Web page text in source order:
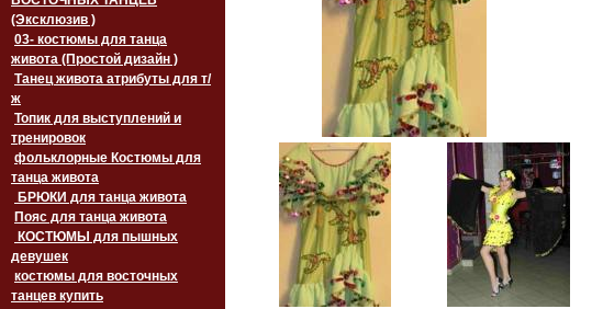
(Эксклюзив )
03- костюмы для танца
живота (Простой дизайн )
Танец живота атрибуты для т/
ж
Топик для выступлений и
тренировок
фольклорные Костюмы для
танца живота
БРЮКИ для танца живота
Пояс для танца живота
девушек
костюмы для восточных
танцев купить